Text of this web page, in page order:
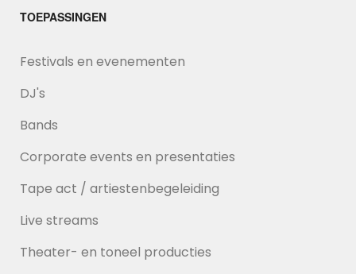
TOEPASSINGEN
Festivals en evenementen
DJ's
Bands
Corporate events en presentaties
Tape act / artiestenbegeleiding
Live streams
Theater- en toneel producties